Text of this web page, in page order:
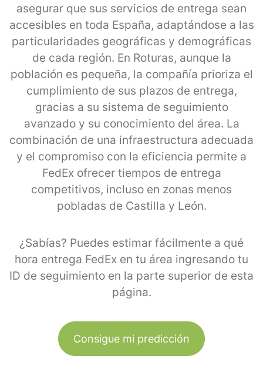
asegurar que sus servicios de entrega sean
accesibles en toda España, adaptándose a las
particularidades geográficas y demográficas
de cada región. En Roturas, aunque la
población es pequeña, la compañía prioriza el
cumplimiento de sus plazos de entrega,
gracias a su sistema de seguimiento
avanzado y su conocimiento del área. La
combinación de una infraestructura adecuada
y el compromiso con la eficiencia permite a
FedEx ofrecer tiempos de entrega
competitivos, incluso en zonas menos
pobladas de Castilla y León.
¿Sabías? Puedes estimar fácilmente a qué
hora entrega FedEx en tu área ingresando tu
ID de seguimiento en la parte superior de esta
página.
Consigue mi predicción